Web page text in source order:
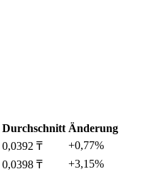
Durchschnitt Änderung
0,0392 ₸
+0,77%
0,0398 ₸ +3,15%